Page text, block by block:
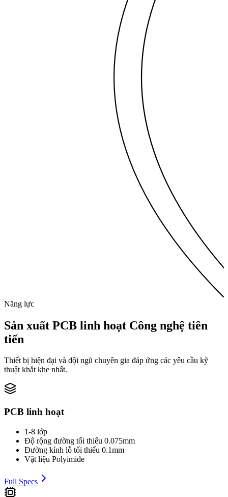
Năng lực
Sản xuất PCB linh hoạt Công nghệ tiên
tiến
Thiết bị hiện đại và đội ngũ chuyên gia đáp ứng các yêu cầu kỹ
thuật khắt khe nhất.
PCB linh hoạt
1-8 lớp
Độ rộng đường tối thiểu 0.075mm
Đường kính lỗ tối thiểu 0.1mm
Vật liệu Polyimide
Full Specs